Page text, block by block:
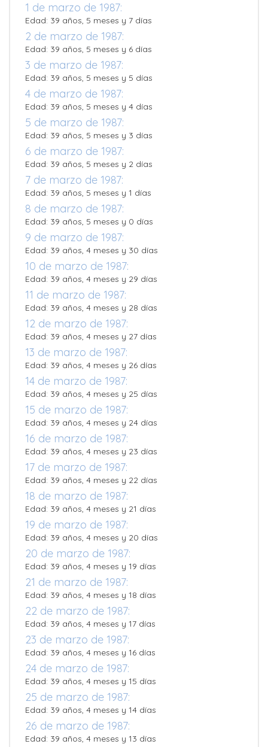
1 de marzo de 1987:
Edad: 39 años, 5 meses y 7 días
2 de marzo de 1987:
Edad: 39 años, 5 meses y 6 días
3 de marzo de 1987:
Edad: 39 años, 5 meses y 5 días
4 de marzo de 1987:
Edad: 39 años, 5 meses y 4 días
5 de marzo de 1987:
Edad: 39 años, 5 meses y 3 días
6 de marzo de 1987:
Edad: 39 años, 5 meses y 2 días
7 de marzo de 1987:
Edad: 39 años, 5 meses y 1 días
8 de marzo de 1987:
Edad: 39 años, 5 meses y 0 días
9 de marzo de 1987:
Edad: 39 años, 4 meses y 30 días
10 de marzo de 1987:
Edad: 39 años, 4 meses y 29 días
11 de marzo de 1987:
Edad: 39 años, 4 meses y 28 días
12 de marzo de 1987:
Edad: 39 años, 4 meses y 27 días
13 de marzo de 1987:
Edad: 39 años, 4 meses y 26 días
14 de marzo de 1987:
Edad: 39 años, 4 meses y 25 días
15 de marzo de 1987:
Edad: 39 años, 4 meses y 24 días
16 de marzo de 1987:
Edad: 39 años, 4 meses y 23 días
17 de marzo de 1987:
Edad: 39 años, 4 meses y 22 días
18 de marzo de 1987:
Edad: 39 años, 4 meses y 21 días
19 de marzo de 1987:
Edad: 39 años, 4 meses y 20 días
20 de marzo de 1987:
Edad: 39 años, 4 meses y 19 días
21 de marzo de 1987:
Edad: 39 años, 4 meses y 18 días
22 de marzo de 1987:
Edad: 39 años, 4 meses y 17 días
23 de marzo de 1987:
Edad: 39 años, 4 meses y 16 días
24 de marzo de 1987:
Edad: 39 años, 4 meses y 15 días
25 de marzo de 1987:
Edad: 39 años, 4 meses y 14 días
26 de marzo de 1987:
Edad: 39 años, 4 meses y 13 días